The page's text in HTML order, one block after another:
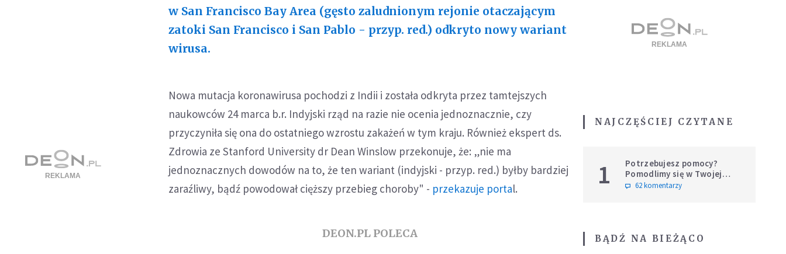
w San Francisco Bay Area (gęsto zaludnionym rejonie otaczającym
zatoki San Francisco i San Pablo - przyp. red.) odkryto nowy wariant
wirusa.
Nowa mutacja koronawirusa pochodzi z Indii i została odkryta przez tamtejszych
naukowców 24 marca b.r. Indyjski rząd na razie nie ocenia jednoznacznie, czy
przyczyniła się ona do ostatniego wzrostu zakażeń w tym kraju. Również ekspert ds.
Zdrowia ze Stanford University dr Dean Winslow przekonuje, że: „nie ma
jednoznacznych dowodów na to, że ten wariant (indyjski - przyp. red.) byłby bardziej
zaraźliwy, bądź powodował cięższy przebieg choroby" - przekazuje portal.
DEON.PL POLECA
NAJCZĘŚCIEJ CZYTANE
1
Potrzebujesz pomocy?
Pomodlimy się w Twojej
intencji
62 komentarzy
BĄDŹ NA BIEŻĄCO